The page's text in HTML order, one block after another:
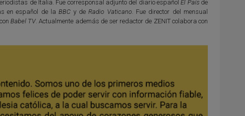
de Italia. Fue corresponsal adjunto del diario españolEl Paísde
en español de laBBC y deRadio Vaticano. Fue director del mensual
Babel TV. Actualmente además de ser redactor de ZENIT colabora con